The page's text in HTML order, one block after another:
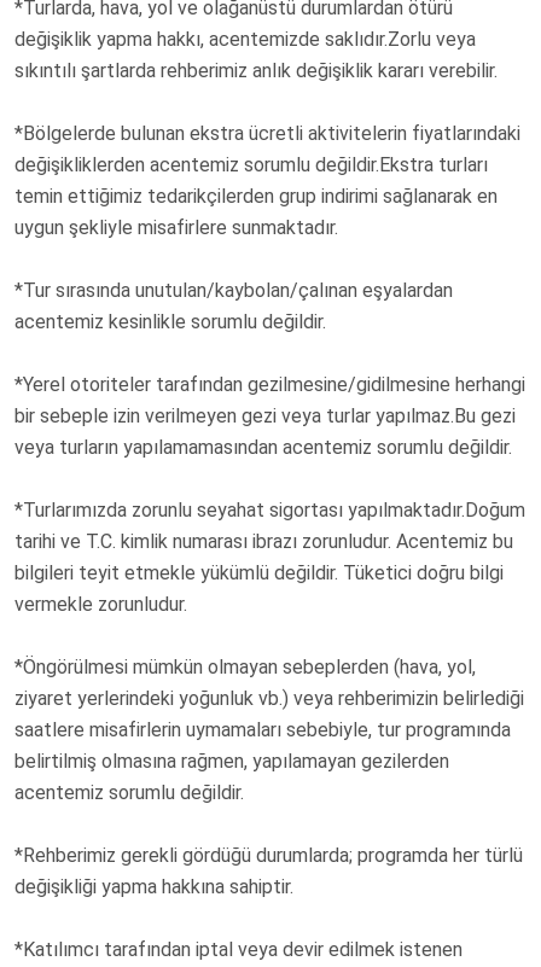
*Turlarda, hava, yol ve olağanüstü durumlardan ötürü
değişiklik yapma hakkı, acentemizde saklıdır.Zorlu veya
sıkıntılı şartlarda rehberimiz anlık değişiklik kararı verebilir.
*Bölgelerde bulunan ekstra ücretli aktivitelerin fiyatlarındaki
değişikliklerden acentemiz sorumlu değildir.Ekstra turları
temin ettiğimiz tedarikçilerden grup indirimi sağlanarak en
uygun şekliyle misafirlere sunmaktadır.
*Tur sırasında unutulan/kaybolan/çalınan eşyalardan
acentemiz kesinlikle sorumlu değildir.
*Yerel otoriteler tarafından gezilmesine/gidilmesine herhangi
bir sebeple izin verilmeyen gezi veya turlar yapılmaz.Bu gezi
veya turların yapılamamasından acentemiz sorumlu değildir.
*Turlarımızda zorunlu seyahat sigortası yapılmaktadır.Doğum
tarihi ve T.C. kimlik numarası ibrazı zorunludur. Acentemiz bu
bilgileri teyit etmekle yükümlü değildir. Tüketici doğru bilgi
vermekle zorunludur.
*Öngörülmesi mümkün olmayan sebeplerden (hava, yol,
ziyaret yerlerindeki yoğunluk vb.) veya rehberimizin belirlediği
saatlere misafirlerin uymamaları sebebiyle, tur programında
belirtilmiş olmasına rağmen, yapılamayan gezilerden
acentemiz sorumlu değildir.
*Rehberimiz gerekli gördüğü durumlarda; programda her türlü
değişikliği yapma hakkına sahiptir.
*Katılımcı tarafından iptal veya devir edilmek istenen